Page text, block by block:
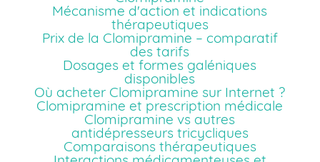
Mécanisme d'action et indications
thérapeutiques
Prix de la Clomipramine – comparatif
des tarifs
Dosages et formes galéniques
disponibles
Où acheter Clomipramine sur Internet ?
Clomipramine et prescription médicale
Clomipramine vs autres
antidépresseurs tricycliques
Comparaisons thérapeutiques